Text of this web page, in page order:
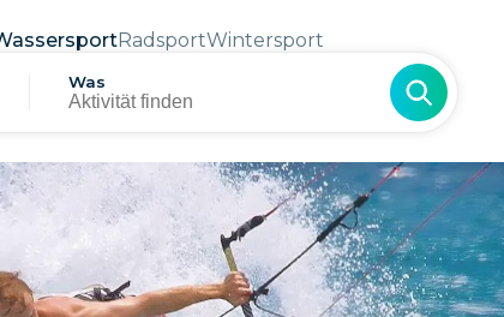
RadsportWintersport
Was